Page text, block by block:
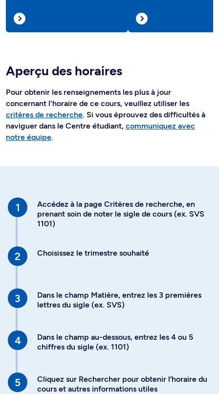
Aperçu des horaires
Pour obtenir les renseignements les plus à jour
concernant l'horaire de ce cours, veuillez utiliser les
critères de recherche. Si vous éprouvez des difficultés à
naviguer dans le Centre étudiant, communiquez avec
notre équipe.
Accédez à la page Critères de recherche, en
prenant soin de noter le sigle de cours (ex. SVS
1101)
Choisissez le trimestre souhaité
Dans le champ Matière, entrez les 3 premières
lettres du sigle (ex. SVS)
Dans le champ au-dessous, entrez les 4 ou 5
chiffres du sigle (ex. 1101)
Cliquez sur Rechercher pour obtenir l’horaire du
cours et autres informations utiles